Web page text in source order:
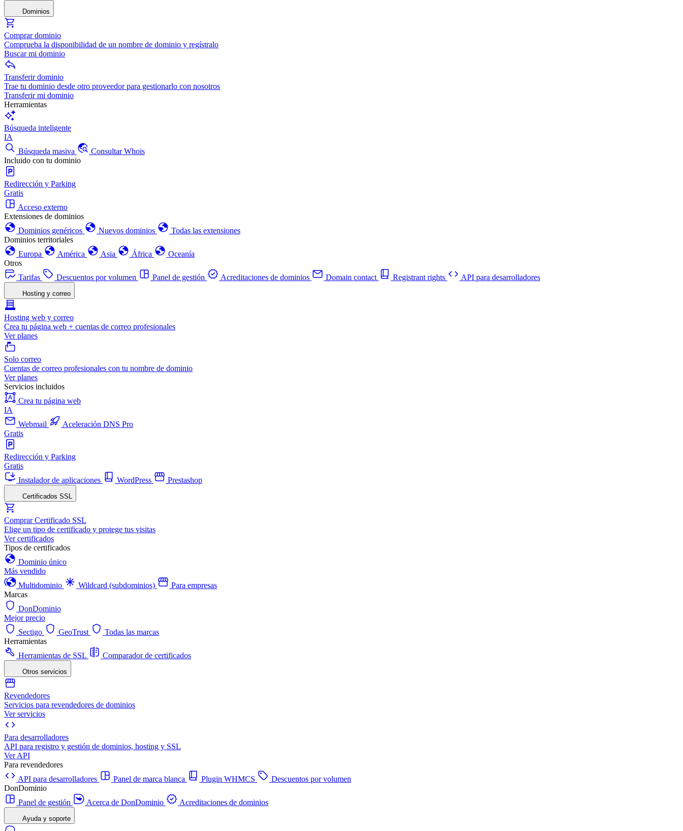
Dominios
Comprar dominio
Comprueba la disponibilidad de un nombre de dominio y regístralo
Buscar mi dominio
Transferir dominio
Trae tu dominio desde otro proveedor para gestionarlo con nosotros
Transferir mi dominio
Herramientas
Búsqueda inteligente
IA
Búsqueda masiva
Consultar Whois
Incluido con tu dominio
Redirección y Parking
Gratis
Acceso externo
Extensiones de dominios
Dominios genéricos
Nuevos dominios
Todas las extensiones
Dominios territoriales
Europa
América Asia África
Oceanía
Otros
Tarifas
Descuentos por volumen Panel de gestión Acreditaciones de dominios Domain contact Registrant rights API para desarrolladores
Hosting y correo
Hosting web y correo
Crea tu página web + cuentas de correo profesionales
Ver planes
Solo correo
Cuentas de correo profesionales con tu nombre de dominio
Ver planes
Servicios incluidos
Crea tu página web
IA
Webmail
Aceleración DNS Pro
Gratis
Redirección y Parking
Gratis
Instalador de aplicaciones
WordPress Prestashop
Certificados SSL
Comprar Certificado SSL
Elige un tipo de certificado y protege tus visitas
Ver certificados
Tipos de certificados
Dominio único
Más vendido
Multidominio
Wildcard (subdominios)
Para empresas
Marcas
DonDominio
Mejor precio
Sectigo
GeoTrust
Todas las marcas
Herramientas
Herramientas de SSL
Comparador de certificados
Otros servicios
Revendedores
Servicios para revendedores de dominios
Ver servicios
Para desarrolladores
API para registro y gestión de dominios, hosting y SSL
Ver API
Para revendedores
API para desarrolladores
Panel de marca blanca Plugin WHMCS
Descuentos por volumen
DonDominio
Panel de gestión
Acerca de DonDominio Acreditaciones de dominios
Ayuda y soporte